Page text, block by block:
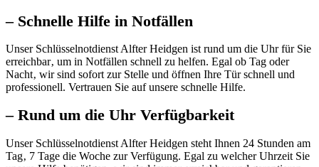
– Schnelle Hilfe in Notfällen
Unser Schlüsselnotdienst Alfter Heidgen ist rund um die Uhr für Sie
erreichbar‚ um in Notfällen schnell zu helfen.​ Egal ob Tag oder
Nacht‚ wir sind sofort zur Stelle und öffnen Ihre Tür schnell und
professionell.​ Vertrauen Sie auf unsere schnelle Hilfe.​
– Rund um die Uhr Verfügbarkeit
Unser Schlüsselnotdienst Alfter Heidgen steht Ihnen 24 Stunden am
Tag‚ 7 Tage die Woche zur Verfügung.​ Egal zu welcher Uhrzeit Sie